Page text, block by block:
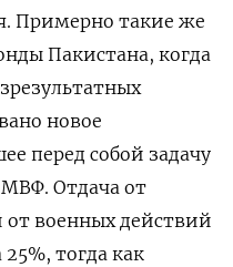
Примерно такие же
Пакистана, когда
новое
перед собой задачу
МВФ. Отдача от
военных действий
тогда как